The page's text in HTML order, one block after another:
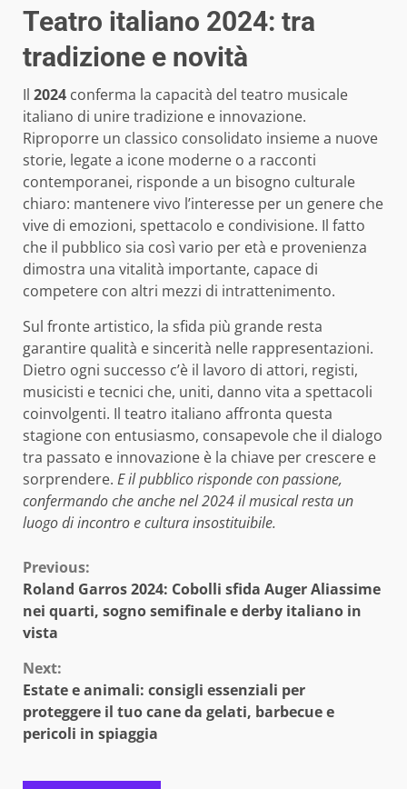
Teatro italiano 2024: tra
tradizione e novità
Il 2024 conferma la capacità del teatro musicale
italiano di unire tradizione e innovazione.
Riproporre un classico consolidato insieme a nuove
storie, legate a icone moderne o a racconti
contemporanei, risponde a un bisogno culturale
chiaro: mantenere vivo l’interesse per un genere che
vive di emozioni, spettacolo e condivisione. Il fatto
che il pubblico sia così vario per età e provenienza
dimostra una vitalità importante, capace di
competere con altri mezzi di intrattenimento.
Sul fronte artistico, la sfida più grande resta
garantire qualità e sincerità nelle rappresentazioni.
Dietro ogni successo c’è il lavoro di attori, registi,
musicisti e tecnici che, uniti, danno vita a spettacoli
coinvolgenti. Il teatro italiano affronta questa
stagione con entusiasmo, consapevole che il dialogo
tra passato e innovazione è la chiave per crescere e
sorprendere. E il pubblico risponde con passione,
confermando che anche nel 2024 il musical resta un
luogo di incontro e cultura insostituibile.
Continue
Reading
Previous:
Roland Garros 2024: Cobolli sfida Auger Aliassime
nei quarti, sogno semifinale e derby italiano in
vista
Next:
Estate e animali: consigli essenziali per
proteggere il tuo cane da gelati, barbecue e
pericoli in spiaggia